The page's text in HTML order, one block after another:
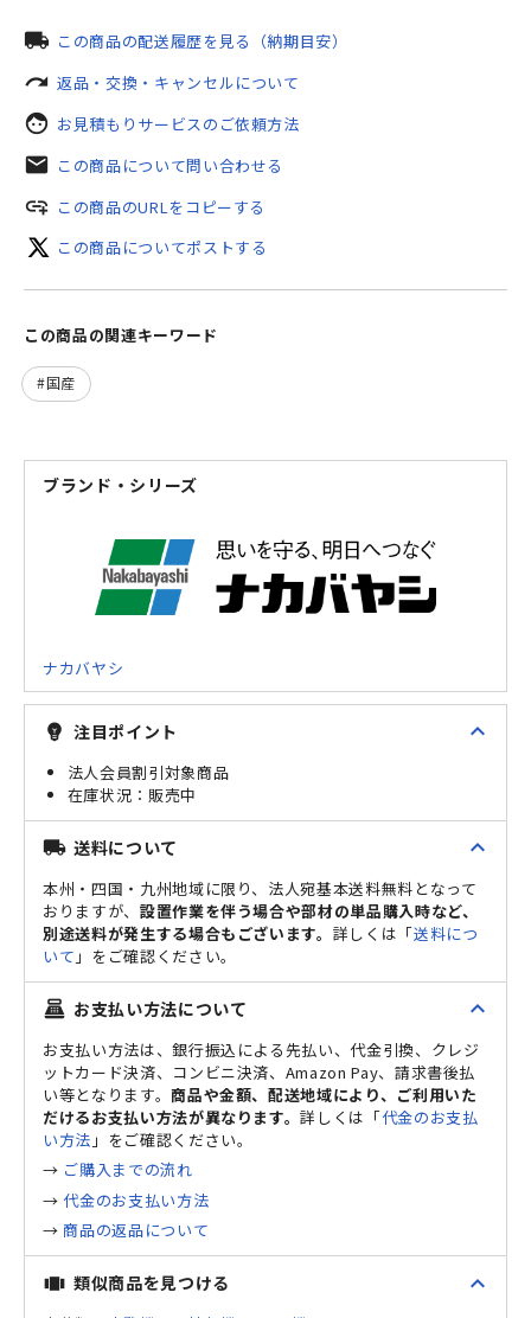
local_shipping この商品の配送履歴を見る（納期目安）
redo 返品・交換・キャンセルについて
face お見積もりサービスのご依頼方法
mail この商品について問い合わせる
add_link この商品のURLをコピーする
この商品についてポストする
この商品の関連キーワード
国産
ブランド・シリーズ
ナカバヤシ
emoji_objects 注目ポイント expand_less
法人会員割引対象商品
販売中
local_shipping 送料について expand_less
本州・四国・九州地域に限り、法人宛基本送料無料となって
おりますが、 設置作業を伴う場合や部材の単品購入時など、
別途送料が発生する場合もございます。 詳しくは「送料につ
いて 」をご確認ください。
point_of_sale お支払い方法について expand_less
お支払い方法は、銀行振込による先払い、代金引換、クレジ
ットカード決済、コンビニ決済、Amazon Pay、請求書後払
い等となります。商品や金額、配送地域により、ご利用いた
だけるお支払い方法が異なります。詳しくは「代金のお支払
い方法 」をご確認ください。
→ ご購入までの流れ
→代金のお支払い方法
→ 商品の返品について
view_carousel 類似商品を見つける expand_less